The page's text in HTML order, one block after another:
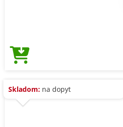
Skladom: na dopyt